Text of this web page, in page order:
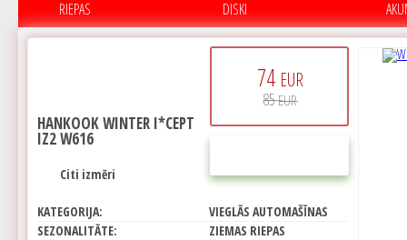
RIEPAS DISKI
74 EUR
85EUR
HANKOOK WINTER I*CEPT
IZ2 W616
Citi izmēri
KATEGORIJA:
VIEGLĀS AUTOMAŠĪNAS
SEZONALITĀTE:
ZIEMAS RIEPAS